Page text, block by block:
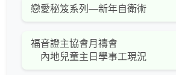
戀愛秘笈系列—新年自衛術
福音證主協會月禱會
內地兒童主日學事工現況